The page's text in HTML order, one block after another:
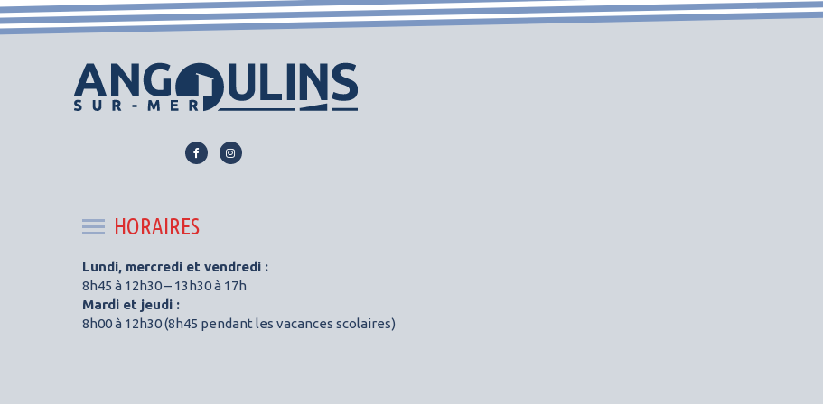
Lien
Facebook
Lien
HORAIRES
Lundi, mercredi et vendredi :
8h45 à 12h30 – 13h30 à 17h
Mardi et jeudi :
8h00 à 12h30 (8h45 pendant les vacances scolaires)